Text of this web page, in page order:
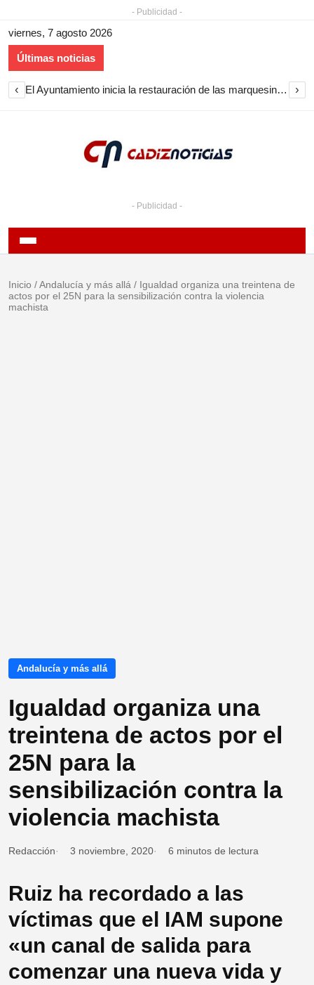
- Publicidad -
viernes, 7 agosto 2026
Últimas noticias
‹ El Ayuntamiento inicia la restauración de las marquesinas de Plaza Esteve para volver a instalarlas en el centro de Jerez ›
- Publicidad -
Inicio /Andalucía y más allá / Igualdad organiza una treintena de
actos por el 25N para la sensibilización contra la violencia
machista
Andalucía y más allá
Igualdad organiza una
treintena de actos por el
25N para la
sensibilización contra la
violencia machista
Redacción 3 noviembre, 2020 6 minutos de lectura
Ruiz ha recordado a las
víctimas que el IAM supone
«un canal de salida para
comenzar una nueva vida y